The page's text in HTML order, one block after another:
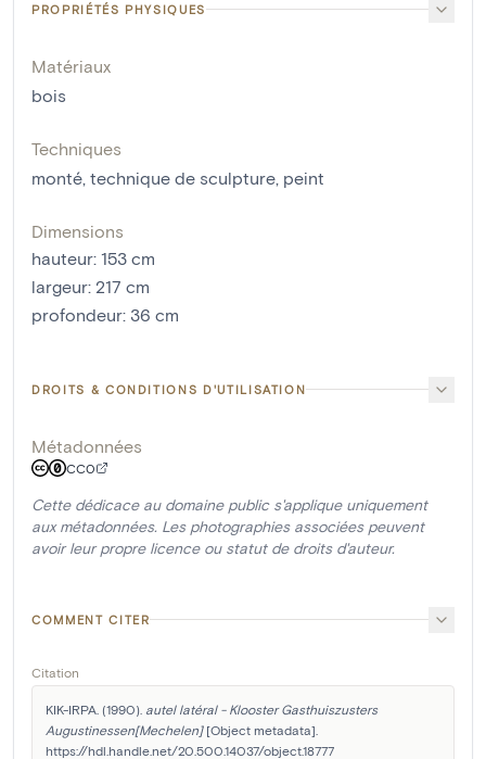
PROPRIÉTÉS PHYSIQUES
Matériaux
bois
Techniques
monté, technique de sculpture, peint
Dimensions
hauteur: 153 cm
largeur: 217 cm
profondeur: 36 cm
DROITS & CONDITIONS D'UTILISATION
Métadonnées
CC0
Cette dédicace au domaine public s'applique uniquement
aux métadonnées. Les photographies associées peuvent
avoir leur propre licence ou statut de droits d'auteur.
COMMENT CITER
Citation
KIK-IRPA. (1990). autel latéral - Klooster Gasthuiszusters
Augustinessen[Mechelen] [Object metadata].
https://hdl.handle.net/20.500.14037/object.18777